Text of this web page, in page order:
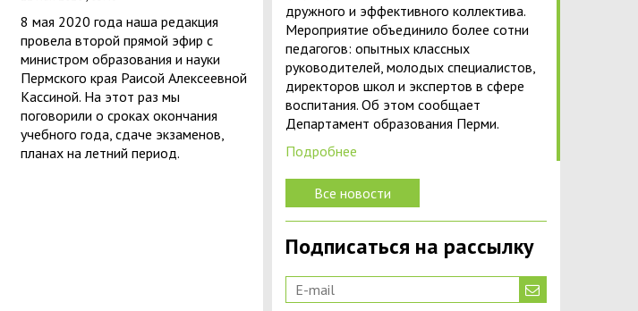
8 мая 2020 года наша редакция
провела второй прямой эфир с
министром образования и науки
Пермского края Раисой Алексеевной
Кассиной. На этот раз мы
поговорили о сроках окончания
учебного года, сдаче экзаменов,
планах на летний период.
дружного и эффективного коллектива.
Мероприятие объединило более сотни
педагогов: опытных классных
руководителей, молодых специалистов,
директоров школ и экспертов в сфере
воспитания. Об этом сообщает
Департамент образования Перми.
Подробнее
Все новости
Подписаться на рассылку